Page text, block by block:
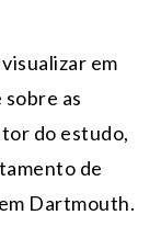
em
as
do estudo,
de
Dartmouth.